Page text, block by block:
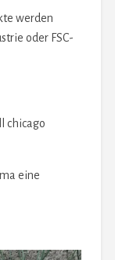
werden
oder FSC-
chicago
eine